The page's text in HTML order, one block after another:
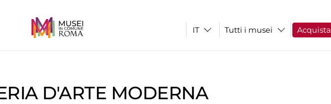
Tutti i musei Acquista
D'ARTE MODERNA